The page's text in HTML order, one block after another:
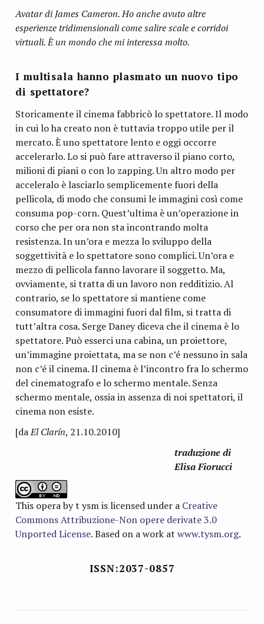
Avatardi James Cameron. Ho anche avuto altre
esperienze tridimensionali come salire scale e corridoi
virtuali. È un mondo che mi interessa molto.
I multisala hanno plasmato un nuovo tipo
di spettatore?
Storicamente il cinema fabbricò lo spettatore. Il modo
in cui lo ha creato non è tuttavia troppo utile per il
mercato. È uno spettatore lento e oggi occorre
accelerarlo. Lo si può fare attraverso il piano corto,
milioni di piani o con lo zapping. Un altro modo per
acceleralo è lasciarlo semplicemente fuori della
pellicola, di modo che consumi le immagini così come
consuma pop-corn. Quest’ultima è un’operazione in
corso che per ora non sta incontrando molta
resistenza. In un’ora e mezza lo sviluppo della
soggettività e lo spettatore sono complici. Un’ora e
mezzo di pellicola fanno lavorare il soggetto. Ma,
ovviamente, si tratta di un lavoro non redditizio. Al
contrario, se lo spettatore si mantiene come
consumatore di immagini fuori dal film, si tratta di
tutt’altra cosa. Serge Daney diceva che il cinema è lo
spettatore. Può esserci una cabina, un proiettore,
un’immagine proiettata, ma se non c’é nessuno in sala
non c’é il cinema. Il cinema è l’incontro fra lo schermo
del cinematografo e lo schermo mentale. Senza
schermo mentale, ossia in assenza di noi spettatori, il
cinema non esiste.
[daEl Clarín, 21.10.2010]
traduzione di
Elisa Fiorucci
This opera by t ysm is licensed under a Creative
Commons Attribuzione-Non opere derivate 3.0
Unported License. Based on a work atwww.tysm.org.
ISSN:2037-0857